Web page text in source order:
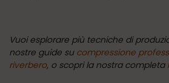
Vuoi esplorare più tecniche di
nostre guide su compressione
riverbero, o scopri la nostra completa